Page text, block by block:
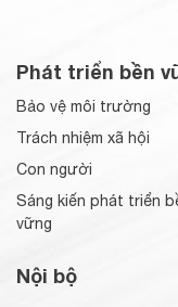
Phát triển bền
Bảo vệ môi trường
Trách nhiệm xã hội
Con người
Sáng kiến phát triển
vững
Nội bộ